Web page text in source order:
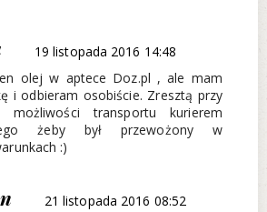
19 listopada 2016 14:48
olej w aptece Doz.pl , ale mam
i odbieram osobiście. Zresztą przy
transportu kurierem
żeby był przewożony w
:)
21 listopada 2016 08:52